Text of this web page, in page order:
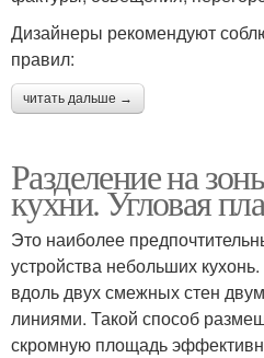
Дизайнеры рекомендуют
правил:
читать дальше →
Разделение на
кухни. Угловая
Это наиболее
устройства небольших
вдоль двух смежных стен
линиями. Такой способ
скромную площадь